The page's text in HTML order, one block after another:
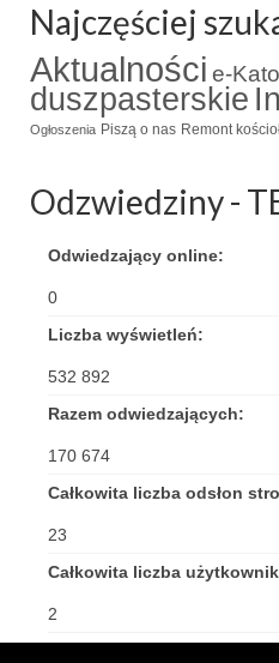
Najczęściej
Aktualności e-
duszpasterskie
Ogłoszenia Piszą o nas Remont
Odzwiedziny -
Odwiedzający online:
0
Liczba wyświetleń:
532 892
Razem odwiedzających:
170 674
Całkowita liczba odsłon
23
Całkowita liczba
2